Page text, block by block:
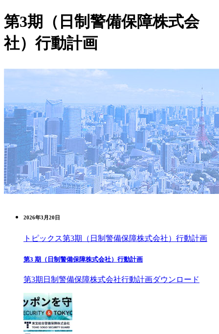
第3期（日制警備保障株式会
社）行動計画
2026年3月20日
トピックス第3期（日制警備保障株式会社）行動計画
第3 期（日制警備保障株式会社）行動計画
第3期日制警備保障株式会社行動計画ダウンロード